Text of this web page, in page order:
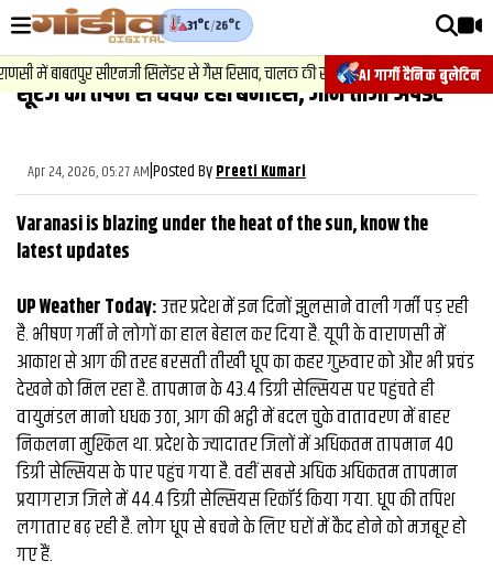
AI गार्गी दैनिक बुलेटिन
31°C/26°C
में बाबतपुर सीएनजी सिलेंडर से गैस रिसाव, चालक की सूझबूझ से टला बड़ा हादसा. 2.
वीडियोज़
वाराणसी न्यूज़
राजनीति
फिल्मी
संस्कृति
ख़ान पान और जीवनशैली
अंतरराष्ट्रीय
फैक्ट चेक
व्यापार
मौसम
सूरज की तपन से धधक रहा बनारस, जानें ताजा अपडेट
Apr 24, 2026, 05:27 AM|Posted ByPreeti Kumari
Varanasi is blazing under the heat of the sun, know the
latest updates
UP Weather Today:उत्तर प्रदेश में इन दिनों झुलसाने वाली गर्मी पड़ रही
है. भीषण गर्मी ने लोगों का हाल बेहाल कर दिया है. यूपी के वाराणसी में
आकाश से आग की तरह बरसती तीखी धूप का कहर गुरुवार को और भी प्रचंड
देखने को मिल रहा है. तापमान के 43.4 डिग्री सेल्सियस पर पहुंचते ही
वायुमंडल मानो धधक उठा, आग की भट्ठी में बदल चुके वातावरण में बाहर
निकलना मुश्किल था. प्रदेश के ज्यादातर जिलों में अधिकतम तापमान 40
डिग्री सेल्सियस के पार पहुंच गया है. वहीं सबसे अधिक अधिकतम तापमान
प्रयागराज जिले में 44.4 डिग्री सेल्सियस रिकॉर्ड किया गया. धूप की तपिश
लगातार बढ़ रही है. लोग धूप से बचने के लिए घरों में कैद होने को मजबूर हो
गए हैं.